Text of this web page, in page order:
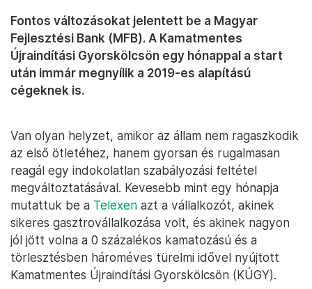
Fontos változásokat jelentett be a Magyar
Fejlesztési Bank (MFB). A Kamatmentes
Újraindítási Gyorskölcsön egy hónappal a start
után immár megnyílik a 2019-es alapítású
cégeknek is.
Van olyan helyzet, amikor az állam nem ragaszkodik
az első ötletéhez, hanem gyorsan és rugalmasan
reagál egy indokolatlan szabályozási feltétel
megváltoztatásával. Kevesebb mint egy hónapja
mutattuk be a Telexen azt a vállalkozót, akinek
sikeres gasztrovállalkozása volt, és akinek nagyon
jól jött volna a 0 százalékos kamatozású és a
törlesztésben hároméves türelmi idővel nyújtott
Kamatmentes Újraindítási Gyorskölcsön (KÚGY).